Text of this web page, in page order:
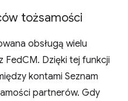
tożsamości
obsługą wielu
Dzięki tej funkcji
kontami Seznam
partnerów. Gdy